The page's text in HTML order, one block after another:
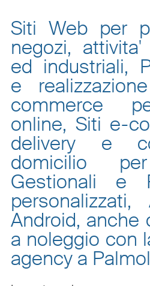
Siti Web per
negozi,
ed industriali,
e
commerce
online, Siti e-
delivery e
domicilio
Gestionali e
Android, anche
a noleggio con
agency a